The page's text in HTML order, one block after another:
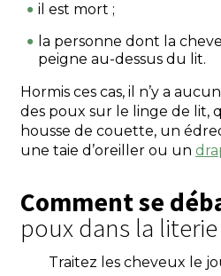
il est mort ;
la personne dont la
peigne au-dessus du lit.
Hormis ces cas, il n’y a
des poux sur le linge de lit,
housse de couette, un
une taie d’oreiller ou un
Comment se
poux dans la literie
Traitez les cheveux le